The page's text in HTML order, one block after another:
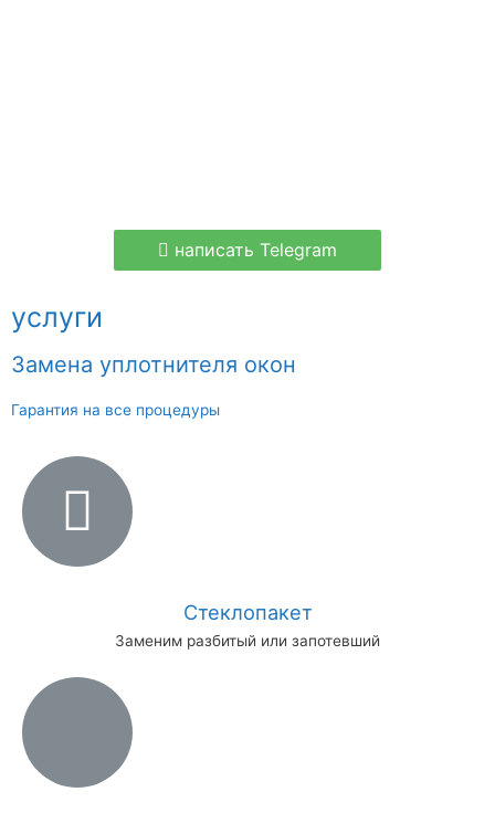
написать Telegram
услуги
Замена уплотнителя окон
Гарантия на все процедуры
Стеклопакет
Заменим разбитый или запотевший